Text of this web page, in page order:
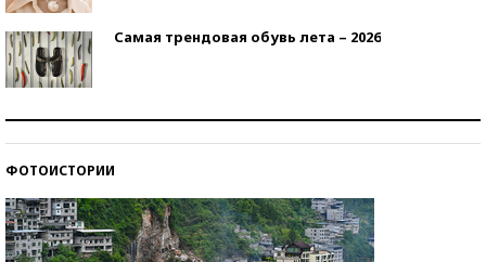
Самая трендовая обувь лета – 2026
ФОТОИСТОРИИ